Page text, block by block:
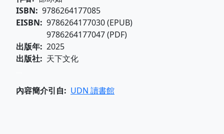
ISBN
9786264177085
EISBN
9786264177030 (EPUB)
9786264177047 (PDF)
出版年 2025
出版社
天下文化
內容簡介引自
UDN 讀書館